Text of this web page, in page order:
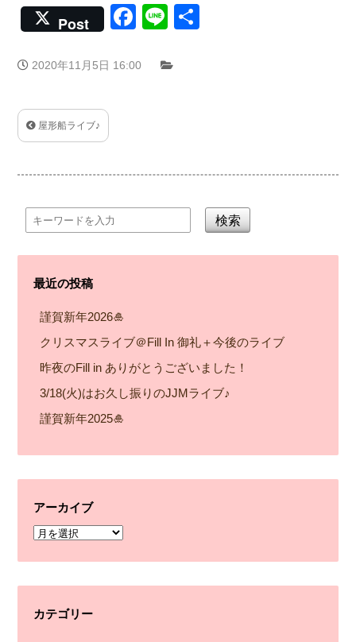
Post Facebook
Line
2020年11月5日 16:00
屋形船ライブ♪
検索
最近の投稿
謹賀新年2026🎍
クリスマスライブ＠Fill In 御礼＋今後のライブ
昨夜のFill in ありがとうございました！
3/18(火)はお久し振りのJJMライブ♪
謹賀新年2025🎍
アーカイブ
ア
カ
イ
カテゴリー